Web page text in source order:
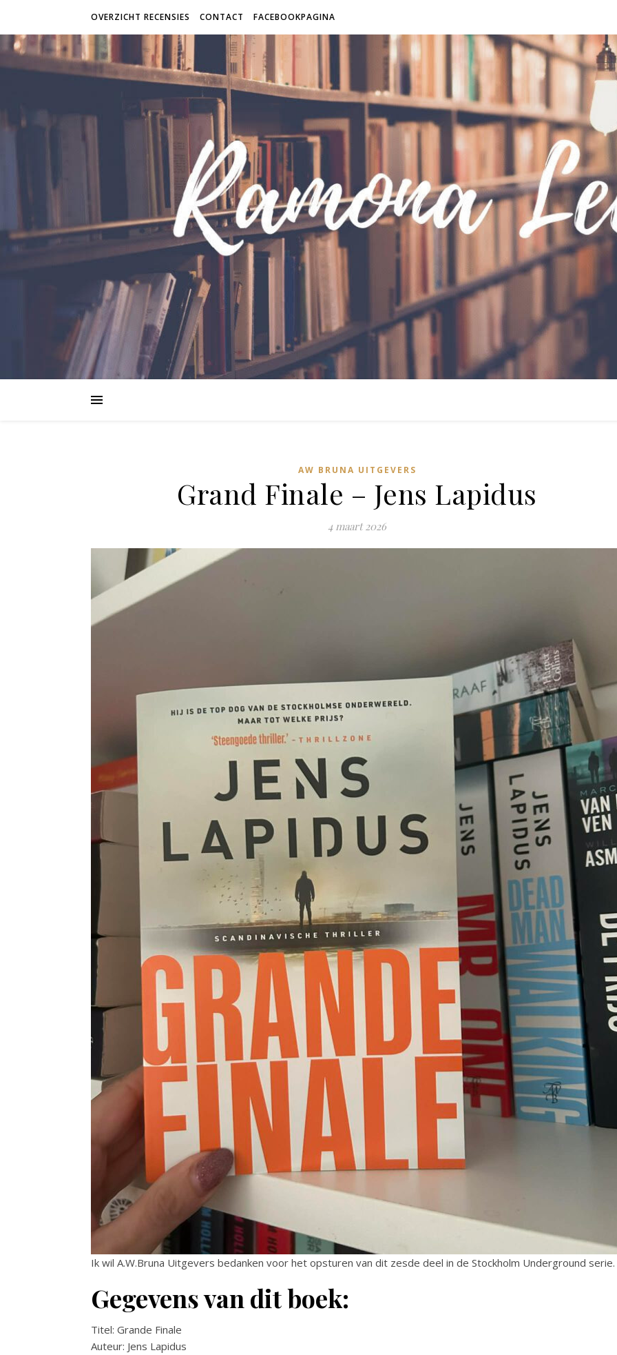
OVERZICHT RECENSIES CONTACT FACEBOOKPAGINA
AW BRUNA UITGEVERS
Grand Finale – Jens Lapidus
4 maart 2026
Ik wil A.W.Bruna Uitgevers bedanken voor het opsturen van dit zesde deel in de Stockholm Underground serie.
Gegevens van dit boek:
Titel: Grande Finale
Auteur: Jens Lapidus